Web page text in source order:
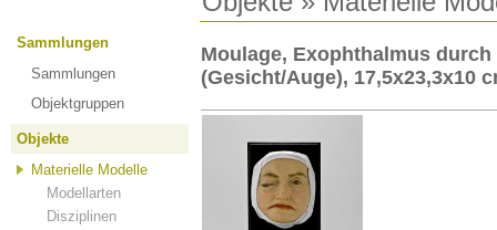
Sammlungen
Sammlungen
Objektgruppen
Objekte
Materielle Modelle
Modellarten
Disziplinen
Moulage, Exophthalmus
(Gesicht/Auge), 17,5x23,3x10